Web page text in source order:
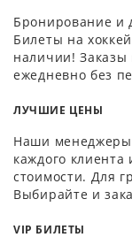
Бронирование и
Билеты на
наличии!
ежедневно без
ЛУЧШИЕ ЦЕНЫ
Наши менеджеры
каждого
стоимости. Для
Выбирайте и
VIP БИЛЕТЫ